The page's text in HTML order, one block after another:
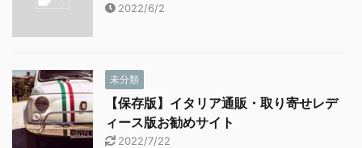
2022/6/2
未分類
【保存版】イタリア通販・取り寄せレデ
ィース版お勧めサイト
2022/7/22